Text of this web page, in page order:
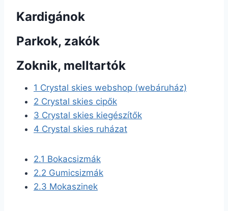
Kardigánok
Parkok, zakók
Zoknik, melltartók
1 Crystal skies webshop (webáruház)
2 Crystal skies cipők
3 Crystal skies kiegészítők
4 Crystal skies ruházat
2.1 Bokacsizmák
2.2 Gumicsizmák
2.3 Mokaszinek